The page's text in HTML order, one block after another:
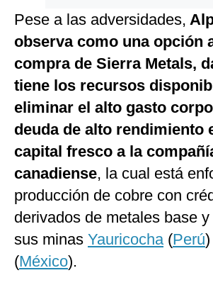
Pese a las adversidades,
observa como una opción
compra de Sierra Metals,
tiene los recursos
eliminar el alto gasto
deuda de alto rendimiento
capital fresco a la
canadiense, la cual está
producción de cobre con
derivados de metales base
sus minas Yauricocha(Perú
(México).